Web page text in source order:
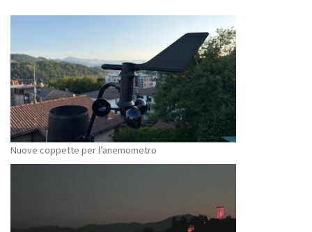
Nuove coppette per l’anemometro